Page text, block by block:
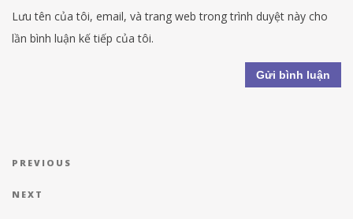
Lưu tên của tôi, email, và trang web trong trình duyệt này cho
lần bình luận kế tiếp của tôi.
Điều hướng bài viết
Previous Post
PREVIOUS
Next Post
NEXT